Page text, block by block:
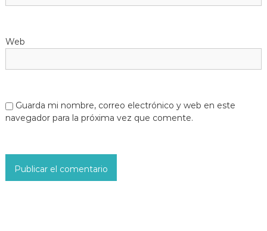
Web
Guarda mi nombre, correo electrónico y web en este
navegador para la próxima vez que comente.